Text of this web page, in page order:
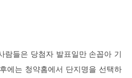
람들은 당첨자 발표일만 손꼽아 기
에는 청약홈에서 단지명을 선택하